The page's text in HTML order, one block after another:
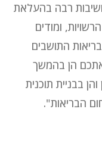
רבה בהעלאת
ומודים
התושבים
הן בהמשך
בבניית תוכנית
הבריאות".